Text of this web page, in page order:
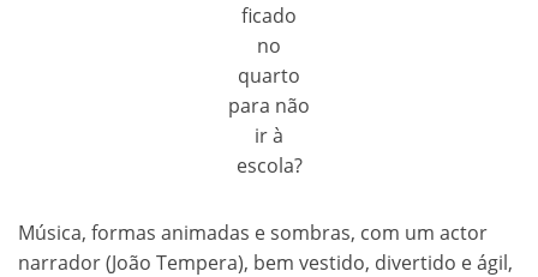
ficado
no
quarto
para não
ir à
escola?
Música, formas animadas e sombras, com um actor
narrador (João Tempera), bem vestido, divertido e ágil,